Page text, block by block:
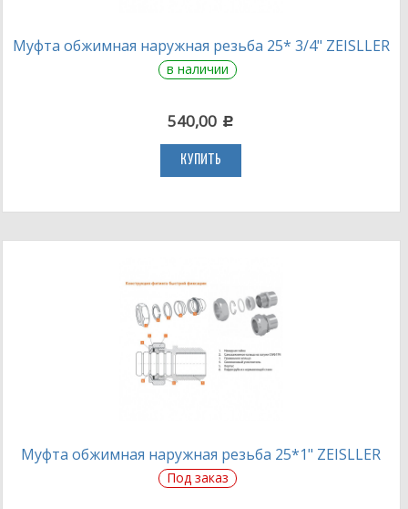
Муфта обжимная наружная резьба 25* 3/4" ZEISLLER
в наличии
540,00 c
КУПИТЬ
Муфта обжимная наружная резьба 25*1" ZEISLLER
Под заказ